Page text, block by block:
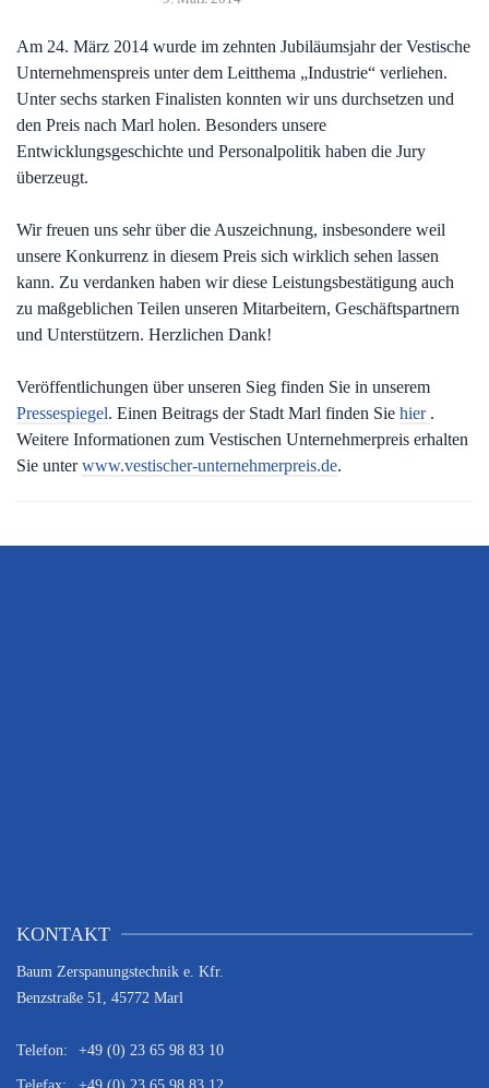
Am 24. März 2014 wurde im zehnten Jubiläumsjahr der Vestische
Unternehmenspreis unter dem Leitthema „Industrie“ verliehen.
Unter sechs starken Finalisten konnten wir uns durchsetzen und
den Preis nach Marl holen. Besonders unsere
Entwicklungsgeschichte und Personalpolitik haben die Jury
überzeugt.
Wir freuen uns sehr über die Auszeichnung, insbesondere weil
unsere Konkurrenz in diesem Preis sich wirklich sehen lassen
kann. Zu verdanken haben wir diese Leistungsbestätigung auch
zu maßgeblichen Teilen unseren Mitarbeitern, Geschäftspartnern
und Unterstützern. Herzlichen Dank!
Veröffentlichungen über unseren Sieg finden Sie in unserem
Pressespiegel. Einen Beitrags der Stadt Marl finden Sie hier .
Weitere Informationen zum Vestischen Unternehmerpreis erhalten
Sie unterwww.vestischer-unternehmerpreis.de.
KONTAKT
Baum Zerspanungstechnik e. Kfr.
Benzstraße 51, 45772 Marl
Telefon: +49 (0) 23 65 98 83 10